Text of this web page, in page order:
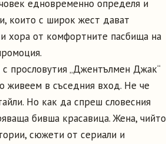
едновременно определя и
които с широк жест дават
хора от комфортните пасбища на
прослoвутия „Джентълмен Джак“
живеем в съседния вход. Не че
Но как да спреш словесния
бивша красавица. Жена, чийто
сюжети от сериали и